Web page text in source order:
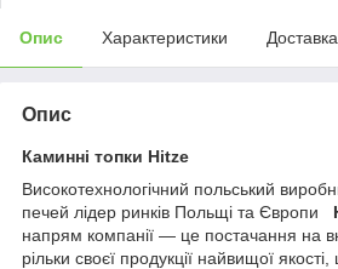
Опис Характеристики Доставка
Опис
Каминні топки Hitze
Високотехнологічний польський
печей лідер ринків Польщі та Європи
напрям компанії — це постачання на
рільки своєї продукції найвищої